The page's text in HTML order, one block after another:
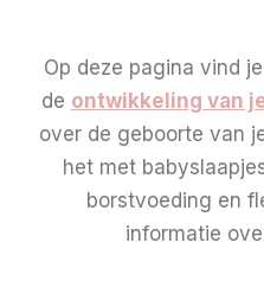
Op deze pagina vind
de ontwikkeling van
over de geboorte van
het met
borstvoeding en
informatie